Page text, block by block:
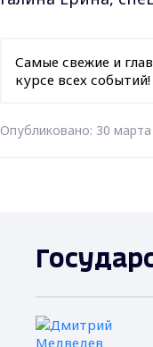
Самые свежие и
курсе всех событий!
Опубликовано: 30